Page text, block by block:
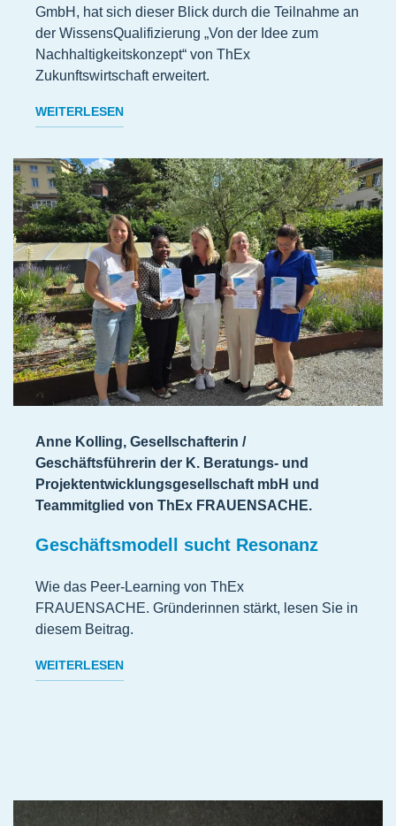
GmbH, hat sich dieser Blick durch die Teilnahme an
der WissensQualifizierung „Von der Idee zum
Nachhaltigkeitskonzept“ von ThEx
Zukunftswirtschaft erweitert.
WEITERLESEN
Anne Kolling, Gesellschafterin /
Geschäftsführerin der K. Beratungs- und
Projektentwicklungsgesellschaft mbH und
Teammitglied von ThEx FRAUENSACHE.
Geschäftsmodell sucht Resonanz
Wie das Peer-Learning von ThEx
FRAUENSACHE. Gründerinnen stärkt, lesen Sie in
diesem Beitrag.
WEITERLESEN